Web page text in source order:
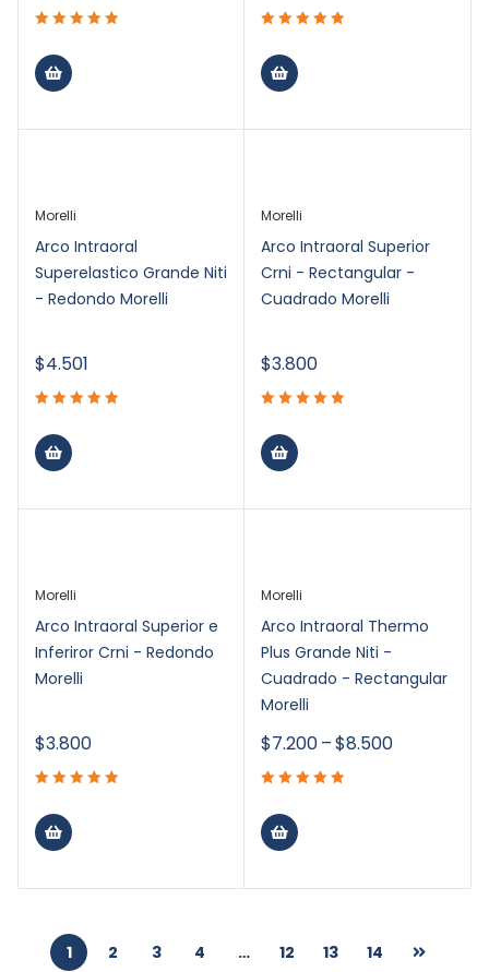
Morelli
Arco Intraoral
Superelastico Grande Niti
- Redondo Morelli
$4.501
Morelli
Arco Intraoral Superior
Crni - Rectangular -
Cuadrado Morelli
$3.800
Morelli
Arco Intraoral Superior e
Inferiror Crni - Redondo
Morelli
$3.800
Morelli
Arco Intraoral Thermo
Plus Grande Niti -
Cuadrado - Rectangular
Morelli
$7.200–$8.500
1 2 3 4 … 12 13 14